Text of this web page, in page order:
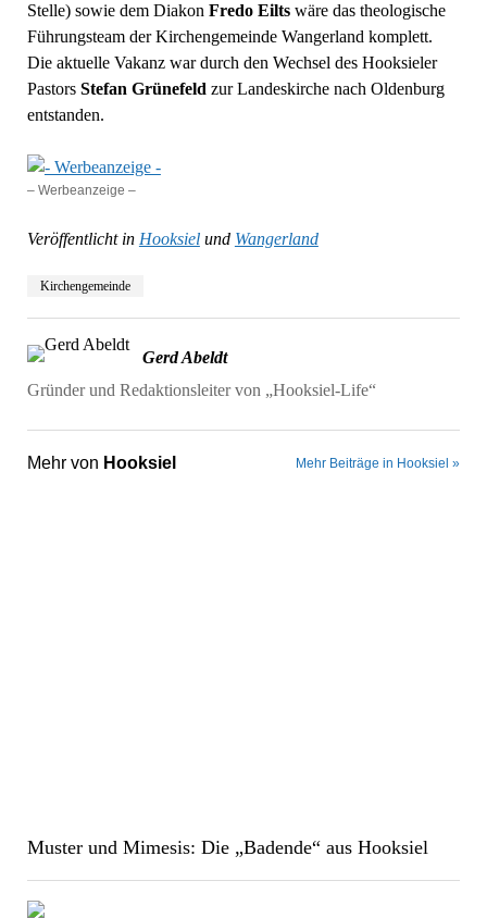
Stelle) sowie dem Diakon Fredo Eilts wäre das theologische
Führungsteam der Kirchengemeinde Wangerland komplett.
Die aktuelle Vakanz war durch den Wechsel des Hooksieler
Pastors Stefan Grünefeld zur Landeskirche nach Oldenburg
entstanden.
– Werbeanzeige –
Veröffentlicht in Hooksielund Wangerland
Kirchengemeinde
Gerd Abeldt
Gründer und Redaktionsleiter von „Hooksiel-Life“
Mehr von Hooksiel Mehr Beiträge in Hooksiel »
Muster und Mimesis: Die „Badende“ aus Hooksiel